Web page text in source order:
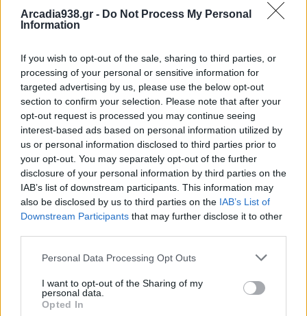
Arcadia938.gr - Do Not Process My Personal
Information
If you wish to opt-out of the sale, sharing to third parties, or
processing of your personal or sensitive information for
targeted advertising by us, please use the below opt-out
section to confirm your selection. Please note that after your
opt-out request is processed you may continue seeing
interest-based ads based on personal information utilized by
us or personal information disclosed to third parties prior to
your opt-out. You may separately opt-out of the further
disclosure of your personal information by third parties on the
IAB’s list of downstream participants. This information may
also be disclosed by us to third parties on the IAB’s List of
Downstream Participants that may further disclose it to other
Personal Data Processing Opt Outs
I want to opt-out of the Sharing of my
personal data.
Opted In
Οι απαντήσεις στομάθημα της Πληροφορικής
Οι απαντήσεις στομάθημα της Χημείας
Διάβασε σχετικά
Πανελλαδικές 2026: Τα θέματα και οι λύσεις
στα μαθήματα ειδικότητας για τους
υποψηφίους των ΕΠΑ.Λ.